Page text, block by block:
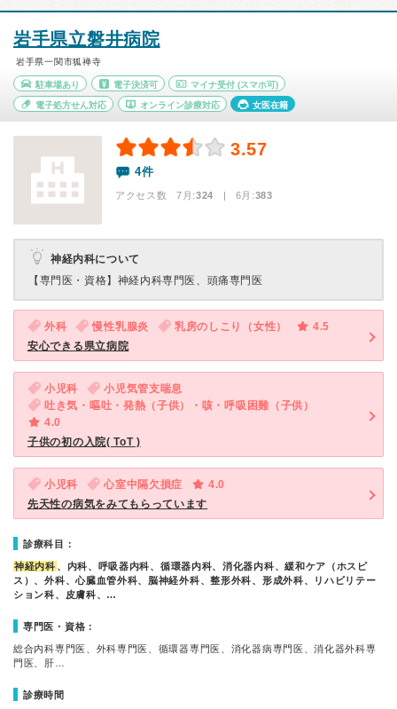
岩手県立磐井病院
岩手県一関市狐禅寺
駐車場あり 電子決済可 マイナ受付 (スマホ可)
電子処方せん対応 オンライン診療対応 女医在籍
3.57
4件
アクセス数 7月:324 | 6月:383
神経内科について
【専門医・資格】 神経内科専門医、頭痛専門医
外科 慢性乳腺炎 乳房のしこり（女性）
4.5
安心できる県立病院
小児科
小児気管支喘息
吐き気・嘔吐・発熱（子供）・咳・呼吸困難（子供）
4.0
子供の初の入院( ToT )
小児科 心室中隔欠損症
4.0
先天性の病気をみてもらっています
診療科目：
神経内科 、内科、呼吸器内科、循環器内科、消化器内科、緩和ケア（ホスピ
ス）、外科、心臓血管外科、脳神経外科、整形外科、形成外科、リハビリテー
ション科、皮膚科、…
専門医・資格：
総合内科専門医、外科専門医、循環器専門医、消化器病専門医、消化器外科専
門医、肝…
診療時間